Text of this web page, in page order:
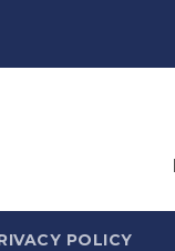
POLICY